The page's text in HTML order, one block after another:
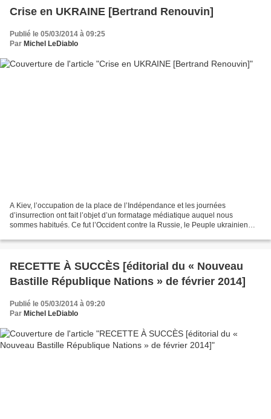
Crise en UKRAINE [Bertrand Renouvin]
Publié le 05/03/2014 à 09:25
Par Michel LeDiablo
A Kiev, l’occupation de la place de l’Indépendance et les journées
d’insurrection ont fait l’objet d’un formatage médiatique auquel nous
sommes habitués. Ce fut l’Occident contre la Russie, le Peuple ukrainien
RECETTE À SUCCÈS [éditorial du « Nouveau
Bastille République Nations » de février 2014]
Publié le 05/03/2014 à 09:20
Par Michel LeDiablo